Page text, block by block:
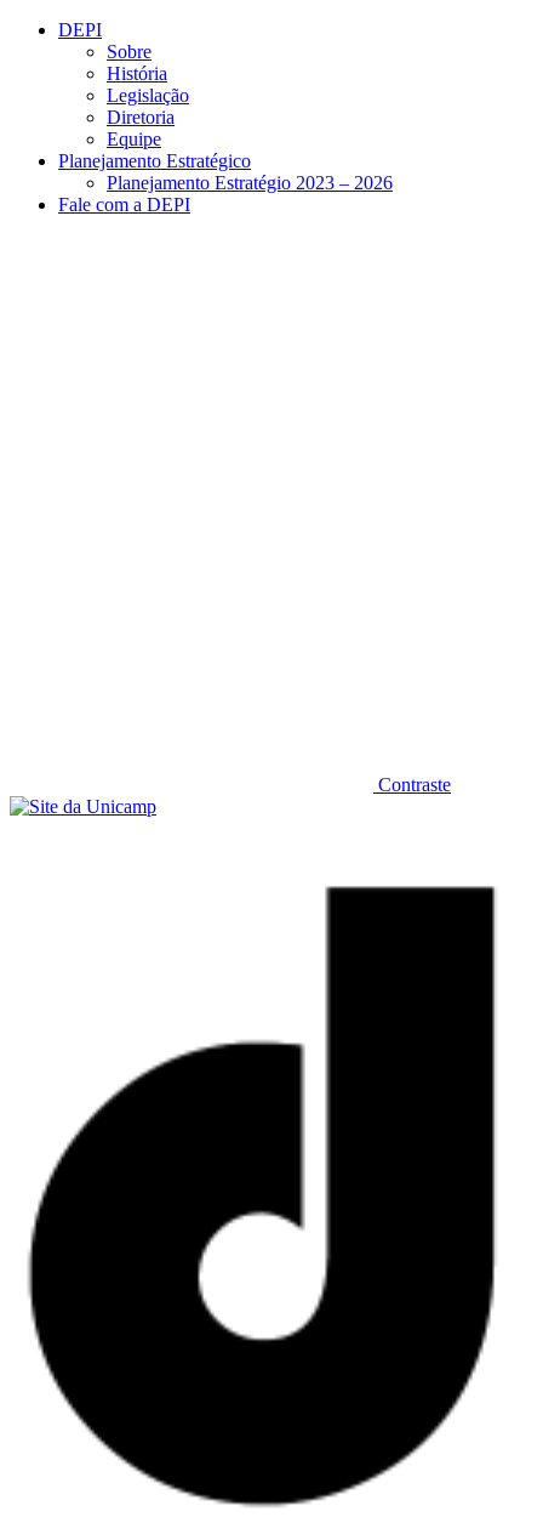
Conteúdo principal
DEPI
Sobre
História
Legislação
Diretoria
Equipe
Planejamento Estratégico
Planejamento Estratégio 2023 – 2026
Fale com a DEPI
Contraste